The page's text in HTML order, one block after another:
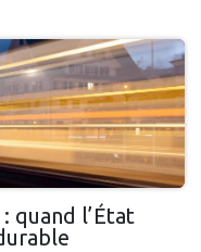
quand l’État